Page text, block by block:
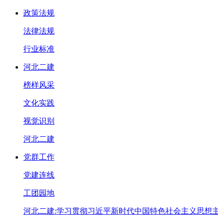
政策法规
法律法规
行业标准
河北二建
榜样风采
文化实践
视觉识别
河北二建
党群工作
党建连线
工团园地
河北二建:学习贯彻习近平新时代中国特色社会主义思想